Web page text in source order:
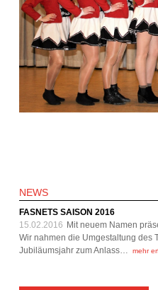
NEWS
FASNETS SAISON 2016
15.02.2016 Mit neuem Namen
Wir nahmen die Umgestaltung des
Jubiläumsjahr zum Anlass…
mehr